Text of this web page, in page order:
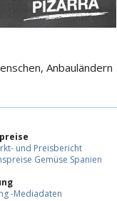
Anbauländern
und Preisbericht
Gemüse Spanien
-Mediadaten